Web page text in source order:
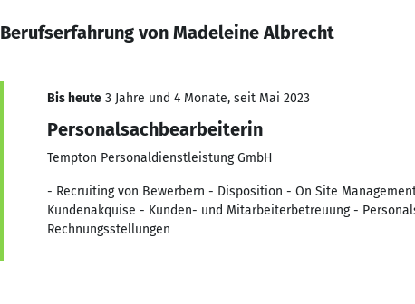
Berufserfahrung von Madeleine Albrecht
Bis heute 3 Jahre und 4 Monate, seit Mai 2023
Personalsachbearbeiterin
Tempton Personaldienstleistung GmbH
- Recruiting von Bewerbern - Disposition - On Site
Kundenakquise - Kunden- und Mitarbeiterbetreuung -
Rechnungsstellungen